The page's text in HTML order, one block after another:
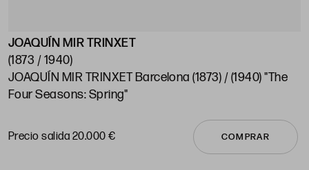
JOAQUÍN MIR TRINXET
(1873 / 1940)
JOAQUÍN MIR TRINXET Barcelona (1873) / (1940) "The
Four Seasons: Spring"
Precio salida 20.000 € COMPRAR